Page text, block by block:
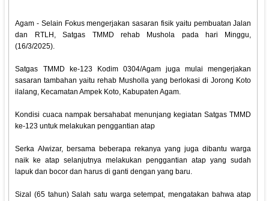
Agam - Selain Fokus mengerjakan sasaran fisik yaitu pembuatan Jalan
dan RTLH, Satgas TMMD rehab Mushola pada hari Minggu,
(16/3/2025).
Satgas TMMD ke-123 Kodim 0304/Agam juga mulai mengerjakan
sasaran tambahan yaitu rehab Musholla yang berlokasi di Jorong Koto
ilalang, Kecamatan Ampek Koto, Kabupaten Agam.
Kondisi cuaca nampak bersahabat menunjang kegiatan Satgas TMMD
ke-123 untuk melakukan penggantian atap
Serka Alwizar, bersama beberapa rekanya yang juga dibantu warga
naik ke atap selanjutnya melakukan penggantian atap yang sudah
lapuk dan bocor dan harus di ganti dengan yang baru.
Sizal (65 tahun) Salah satu warga setempat, mengatakan bahwa atap